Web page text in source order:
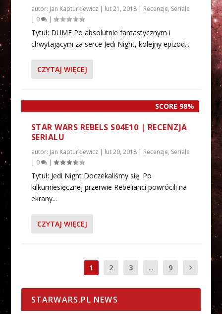
autor: Jan Kapturkiewicz| lut 21, 2018| Recenzje, Seriale
| 0 |
Tytuł: DUME Po absolutnie fantastycznym i
chwytającym za serce Jedi Night, kolejny epizod...
CZYTAJ WIĘCEJ
SCORE 98%
STAR WARS REBELS S04E10 | RECENZJA
SERIALU
autor: Jan Kapturkiewicz| lut 20, 2018| Recenzje, Seriale
| 0 |
Tytuł: Jedi Night Doczekaliśmy się. Po
kilkumiesięcznej przerwie Rebelianci powrócili na
ekrany...
CZYTAJ WIĘCEJ
1 2 3 ... 9
STARWARS.PL NEWS